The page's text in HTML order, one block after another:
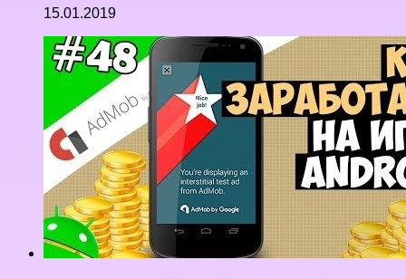
15.01.2019